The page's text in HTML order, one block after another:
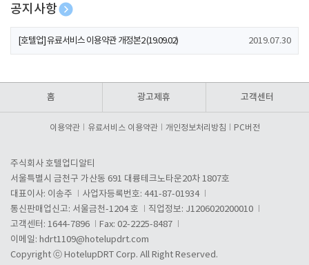
공지사항
[호텔업] 개인정보 처리방침 개정본1 (19.09.02)
[호텔업] 유료서비스 이용약관 개정본2 (19.09.02) 2019.07.30
홈 광고제휴 고객센터
이용약관 유료서비스 이용약관 개인정보처리방침 PC버전
주식회사 호텔업디알티
서울특별시 금천구 가산동 691 대륭테크노타운20차 1807호
대표이사: 이송주
사업자등록번호: 441-87-01934
통신판매업신고: 서울금천-1204 호
직업정보: J1206020200010
고객센터: 1644-7896
Fax: 02-2225-8487
이메일: hdrt1109@hotelupdrt.com
Copyright ⓒ HotelupDRT Corp. All Right Reserved.